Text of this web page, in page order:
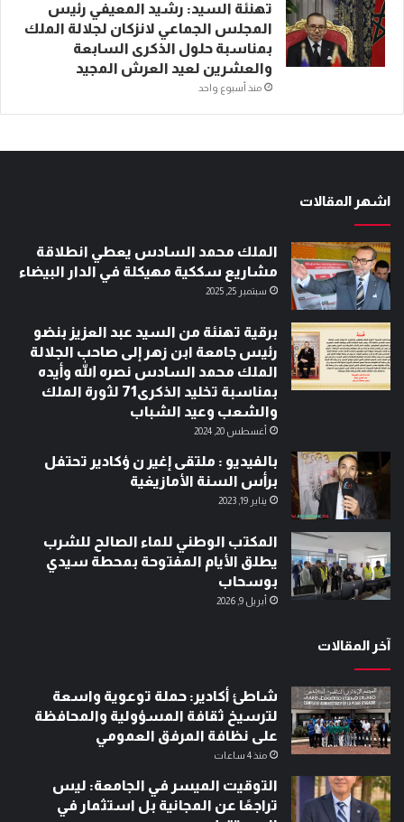
تهنئة السيد: رشيد المعيفي رئيس
المجلس الجماعي لانزكان لجلالة الملك
بمناسبة حلول الذكرى السابعة
والعشرين لعيد العرش المجيد
منذ أسبوع واحد
اشهر المقالات
الملك محمد السادس يعطي انطلاقة
مشاريع سككية مهيكلة في الدار البيضاء
سبتمبر 25, 2025
برقية تهنئة من السيد عبد العزيز بنضو
رئيس جامعة ابن زهر إلى صاحب الجلالة
الملك محمد السادس نصره الله وأيده
بمناسبة تخليد الذكرى71 لثورة الملك
والشعب وعيد الشباب
أغسطس 20, 2024
بالفيديو : ملتقى إغير ن ؤكادير تحتفل
برأس السنة الأمازيغية
يناير 19, 2023
المكتب الوطني للماء الصالح للشرب
يطلق الأيام المفتوحة بمحطة سيدي
بوسحاب
أبريل 9, 2026
آخر المقالات
شاطئ أكادير: حملة توعوية واسعة
لترسيخ ثقافة المسؤولية والمحافظة
على نظافة المرفق العمومي
منذ 4 ساعات
التوقيت الميسر في الجامعة: ليس
تراجعًا عن المجانية بل استثمار في